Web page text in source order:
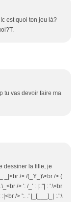
est quoi ton jeu là?
tu vas devoir faire ma
dessiner la fille, je
/> /(_Y_)\<br /> (
/> ': /_' : |::"| : '.\<br
/> ':. .' |_[___]_| :.':\